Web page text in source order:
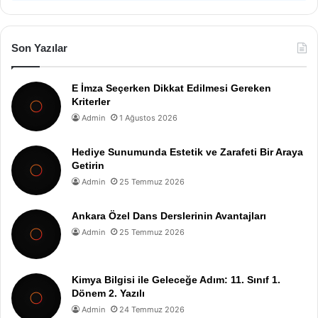
Son Yazılar
E İmza Seçerken Dikkat Edilmesi Gereken
Kriterler
Admin 1 Ağustos 2026
Hediye Sunumunda Estetik ve Zarafeti Bir Araya
Getirin
Admin 25 Temmuz 2026
Ankara Özel Dans Derslerinin Avantajları
Admin 25 Temmuz 2026
Kimya Bilgisi ile Geleceğe Adım: 11. Sınıf 1.
Dönem 2. Yazılı
Admin 24 Temmuz 2026